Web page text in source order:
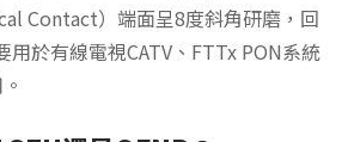
Contact）端面呈8度斜角研磨，回
於有線電視CATV、FTTx PON系統